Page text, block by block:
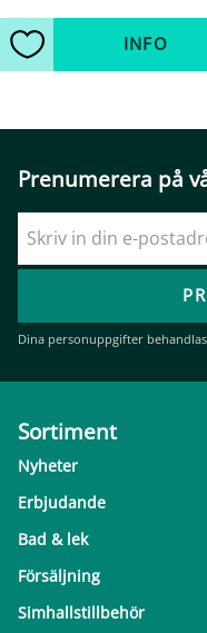
Lägg till i favoriter
INFO
Prenumerera på
Dina personuppgifter
Sortiment
Nyheter
Erbjudande
Bad & lek
Försäljning
Simhallstillbehör